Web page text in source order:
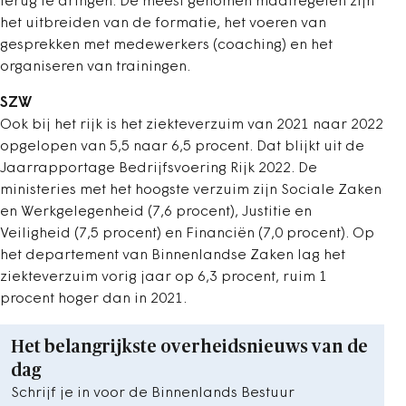
het uitbreiden van de formatie, het voeren van
gesprekken met medewerkers (coaching) en het
organiseren van trainingen.
SZW
Ook bij het rijk is het ziekteverzuim van 2021 naar 2022
opgelopen van 5,5 naar 6,5 procent. Dat blijkt uit de
Jaarrapportage Bedrijfsvoering Rijk 2022. De
ministeries met het hoogste verzuim zijn Sociale Zaken
en Werkgelegenheid (7,6 procent), Justitie en
Veiligheid (7,5 procent) en Financiën (7,0 procent). Op
het departement van Binnenlandse Zaken lag het
ziekteverzuim vorig jaar op 6,3 procent, ruim 1
procent hoger dan in 2021.
Het belangrijkste overheidsnieuws van de
dag
Schrijf je in voor de Binnenlands Bestuur